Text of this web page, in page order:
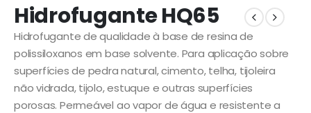
Hidrofugante HQ65
Hidrofugante de qualidade à base de resina de
polissiloxanos em base solvente. Para aplicação sobre
superfícies de pedra natural, cimento, telha, tijoleira
não vidrada, tijolo, estuque e outras superfícies
porosas. Permeável ao vapor de água e resistente a